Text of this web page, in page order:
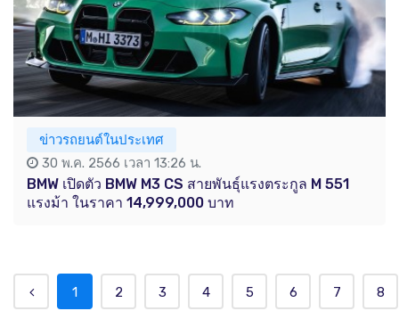
ข่าวรถยนต์ในประเทศ
30 พ.ค. 2566 เวลา 13:26 น.
BMW เปิดตัว BMW M3 CS สายพันธุ์แรงตระกูล M 551
แรงม้า ในราคา 14,999,000 บาท
1 2 3 4 5 6 7 8